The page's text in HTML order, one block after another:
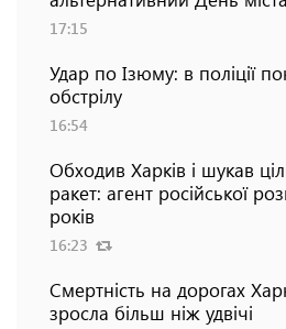
17:15
Удар по Ізюму: в поліції
обстрілу
16:54
Обходив Харків і шукав
ракет: агент російської
років
16:23
Смертність на дорогах
зросла більш ніж удвічі